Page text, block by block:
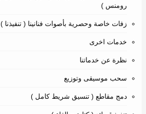
رومنس )
زفات خاصة وحصرية بأصوات فنانينا ( تنفيذنا )
خدمات اخرى
نظرة عن خدماتنا
سحب موسيقى وتوزيع
دمج مقاطع ( تنسيق شريط كامل )